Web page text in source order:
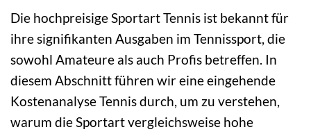
Die hochpreisige Sportart Tennis ist bekannt für
ihre signifikanten Ausgaben im Tennissport, die
sowohl Amateure als auch Profis betreffen. In
diesem Abschnitt führen wir eine eingehende
Kostenanalyse Tennis durch, um zu verstehen,
warum die Sportart vergleichsweise hohe